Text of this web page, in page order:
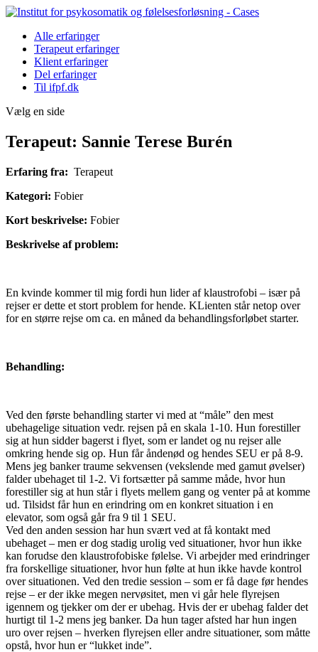
Alle erfaringer
Terapeut erfaringer
Klient erfaringer
Del erfaringer
Til ifpf.dk
Vælg en side
Terapeut: Sannie Terese Burén
Erfaring fra: Terapeut
Kategori: Fobier
Kort beskrivelse: Fobier
Beskrivelse af problem:
En kvinde kommer til mig fordi hun lider af klaustrofobi – især på
rejser er dette et stort problem for hende. KLienten står netop over
for en større rejse om ca. en måned da behandlingsforløbet starter.
Behandling:
Ved den første behandling starter vi med at “måle” den mest
ubehagelige situation vedr. rejsen på en skala 1-10. Hun forestiller
sig at hun sidder bagerst i flyet, som er landet og nu rejser alle
omkring hende sig op. Hun får åndenød og hendes SEU er på 8-9.
Mens jeg banker traume sekvensen (vekslende med gamut øvelser)
falder ubehaget til 1-2. Vi fortsætter på samme måde, hvor hun
forestiller sig at hun står i flyets mellem gang og venter på at komme
ud. Tilsidst får hun en erindring om en konkret situation i en
elevator, som også går fra 9 til 1 SEU.
Ved den anden session har hun svært ved at få kontakt med
ubehaget – men er dog stadig urolig ved situationer, hvor hun ikke
kan forudse den klaustrofobiske følelse. Vi arbejder med erindringer
fra forskellige situationer, hvor hun følte at hun ikke havde kontrol
over situationen. Ved den tredie session – som er få dage før hendes
rejse – er der ikke megen nervøsitet, men vi går hele flyrejsen
igennem og tjekker om der er ubehag. Hvis der er ubehag falder det
hurtigt til 1-2 mens jeg banker. Da hun tager afsted har hun ingen
uro over rejsen – hverken flyrejsen eller andre situationer, som måtte
opstå, hvor hun er “lukket inde”.